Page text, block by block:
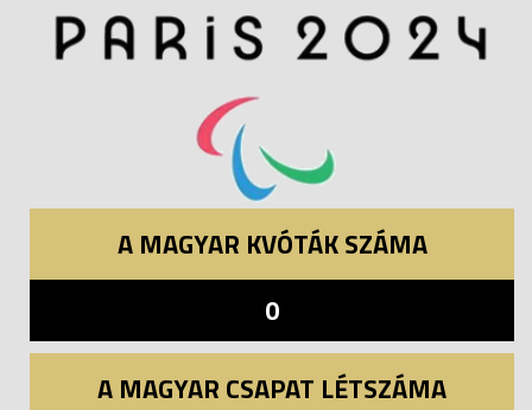
A MAGYAR KVÓTÁK SZÁMA
0
A MAGYAR CSAPAT LÉTSZÁMA